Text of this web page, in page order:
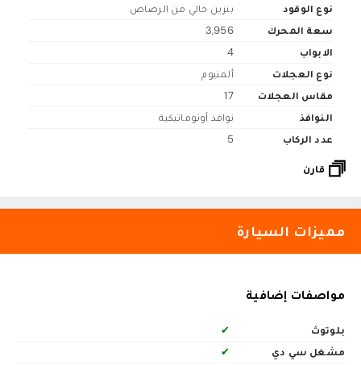
نوع الوقود
بنزين خالي من الرصاص
سعة المحرك
3,956
الابواب
4
نوع العجلات
ألمنيوم
مقاس العجلات
17
النوافذ
نوافذ أوتوماتيكية
عدد الركاب
5
قارن
مميزات السيارة
مواصفات إضافية
بلوتوث
✔
مشغل سي دي
✔